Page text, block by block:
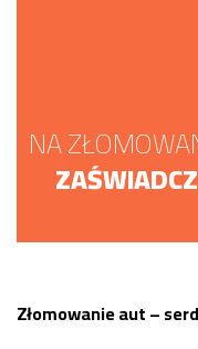
NA
Złomowanie aut –